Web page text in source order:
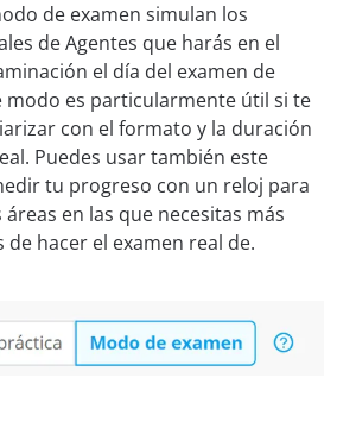
de examen simulan los
de Agentes que harás en el
el día del examen de
modo es particularmente útil si te
con el formato y la duración
Puedes usar también este
tu progreso con un reloj para
en las que necesitas más
de hacer el examen real de.